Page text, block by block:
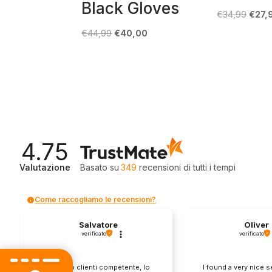
Black Gloves
€44,99 Il
€40,00
€34,99 Il
€
4.75
Valutazione Basato su 349 recensionidi tutti i tempi
Come raccogliamo le recensioni?
Salvatore
verificato
Servizio clienti competente, lo
Oliver
verificato
I found a very nice